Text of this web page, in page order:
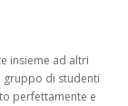
insieme ad altri
di studenti
perfettamente e